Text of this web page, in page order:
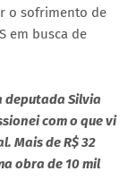
o sofrimento de
em busca de
deputada Silvia
com o que vi
Mais de R$ 32
obra de 10 mil